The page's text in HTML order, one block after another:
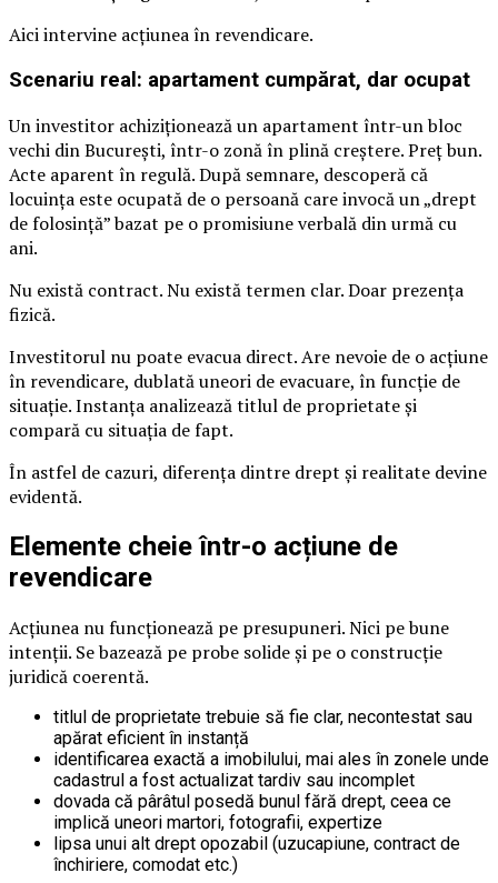
Aici intervine acțiunea în revendicare.
Scenariu real: apartament cumpărat, dar ocupat
Un investitor achiziționează un apartament într-un bloc
vechi din București, într-o zonă în plină creștere. Preț bun.
Acte aparent în regulă. După semnare, descoperă că
locuința este ocupată de o persoană care invocă un „drept
de folosință” bazat pe o promisiune verbală din urmă cu
ani.
Nu există contract. Nu există termen clar. Doar prezența
fizică.
Investitorul nu poate evacua direct. Are nevoie de o acțiune
în revendicare, dublată uneori de evacuare, în funcție de
situație. Instanța analizează titlul de proprietate și
compară cu situația de fapt.
În astfel de cazuri, diferența dintre drept și realitate devine
evidentă.
Elemente cheie într-o acțiune de
revendicare
Acțiunea nu funcționează pe presupuneri. Nici pe bune
intenții. Se bazează pe probe solide și pe o construcție
juridică coerentă.
titlul de proprietate trebuie să fie clar, necontestat sau
apărat eficient în instanță
identificarea exactă a imobilului, mai ales în zonele unde
cadastrul a fost actualizat tardiv sau incomplet
dovada că pârâtul posedă bunul fără drept, ceea ce
implică uneori martori, fotografii, expertize
lipsa unui alt drept opozabil (uzucapiune, contract de
închiriere, comodat etc.)